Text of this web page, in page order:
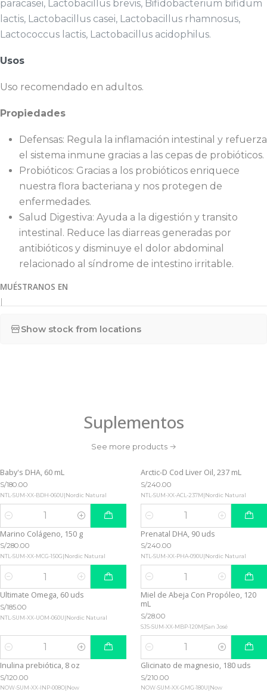
paracasei, Lactobacillus brevis, Bifidobacterium bifidum
lactis, Lactobacillus casei, Lactobacillus rhamnosus,
Lactococcus lactis, Lactobacillus acidophilus.
Usos
Uso recomendado en adultos.
Propiedades
Defensas: Regula la inflamación intestinal y refuerza
el sistema inmune gracias a las cepas de probióticos.
Probióticos: Gracias a los probióticos enriquece
nuestra flora bacteriana y nos protegen de
enfermedades.
Salud Digestiva: Ayuda a la digestión y transito
intestinal. Reduce las diarreas generadas por
antibióticos y disminuye el dolor abdominal
relacionado al síndrome de intestino irritable.
MUÉSTRANOS EN
|
Show stock from locations
Suplementos
See more products
Baby's DHA, 60 mL
S/180.00
NTL-SUM-XX-BDH-060U|Nordic Natural
Quantity
Arctic-D Cod Liver Oil, 237 mL
S/240.00
NTL-SUM-XX-ACL-237M|Nordic Natural
Quantity
Marino Colágeno, 150 g
S/280.00
NTL-SUM-XX-MCG-150G|Nordic Natural
Quantity
Prenatal DHA, 90 uds
S/240.00
NTL-SUM-XX-PHA-090U|Nordic Natural
Quantity
Ultimate Omega, 60 uds
S/185.00
NTL-SUM-XX-UOM-060U|Nordic Natural
Quantity
Miel de Abeja Con Propóleo, 120
mL
S/28.00
SJS-SUM-XX-MBP-120M|San José
Quantity
Inulina prebiótica, 8 oz
S/120.00
NOW-SUM-XX-INP-008O Now
Glicinato de magnesio, 180 uds
S/210.00
NOW-SUM-XX-GMG-180U Now